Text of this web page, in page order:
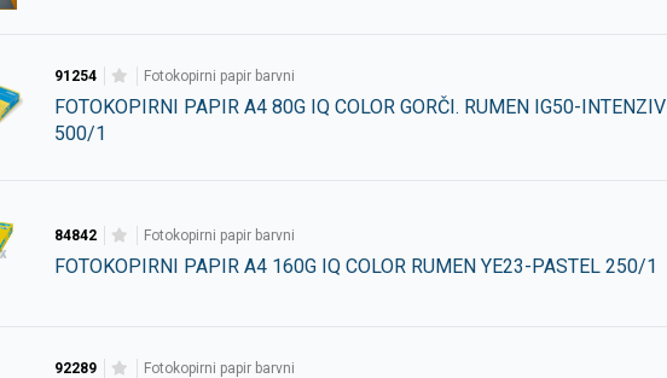
91254 fotokopirni papir barvni
FOTOKOPIRNI PAPIR A4 80G IQ COLOR GORČI. RUMEN IG50-INTENZIV
500/1
84842 fotokopirni papir barvni
FOTOKOPIRNI PAPIR A4 160G IQ COLOR RUMEN YE23-PASTEL 250/1
92289 fotokopirni papir barvni